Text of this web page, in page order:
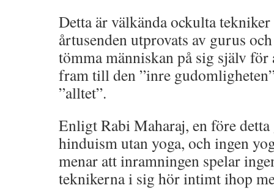
Detta är välkända ockulta
årtusenden utprovats av gurus
tömma människan på sig själv
fram till den ”inre
”alltet”.
Enligt Rabi Maharaj, en före
hinduism utan yoga, och ingen
menar att inramningen spelar
teknikerna i sig hör intimt ihop